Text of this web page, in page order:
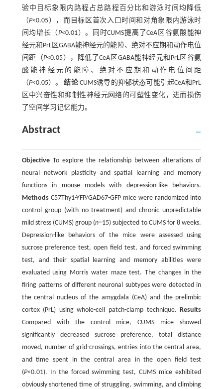
验中目标象限内路程占总路程百分比和游泳时间均降低
（P<0.05），而目标区首次入口时间和对角象限内游泳时
间均增长（P<0.01）。同时CUMS提高了CeA区谷氨酸能神
经元和PrL区GABA能神经元的能障、绝对不应期和动作电位
间距（P<0.05），降低了CeA区GABA能神经元和PrL区谷氨
酸能神经元的能障、绝对不应期和动作电位间距
（P<0.05）。结论CUMS诱导的抑郁状态可能引起CeA和PrL
区中兴奋性和抑制性神经元网络的可塑性变化，进而损伤
了空间学习记忆能力。
Abstract
ObjectiveTo explore the relationship between alterations of
neural network plasticity and spatial learning and memory
functions in mouse models with depression-like behaviors.
MethodsC57Thy1-YFP/GAD67-GFP mice were randomized into
control group (with no treatment) and chronic unpredictable
mild stress (CUMS) group (n=15) subjected to CUMS for 8 weeks.
Depression-like behaviors of the mice were assessed using
sucrose preference test, open field test, and forced swimming
test, and their spatial learning and memory abilities were
evaluated using Morris water maze test. The changes in the
firing patterns of different neuronal subtypes were detected in
the central nucleus of the amygdala (CeA) and the prelimbic
cortex (PrL) using whole-cell patch-clamp technique.Results
Compared with the control mice, CUMS mice showed
significantly decreased sucrose preference, total distance
moved, number of grid-crossings, entries into the central area,
and time spent in the central area in the open field test
(P<0.01). In the forced swimming test, CUMS mice exhibited
obviously shortened time of struggling, swimming, and climbing